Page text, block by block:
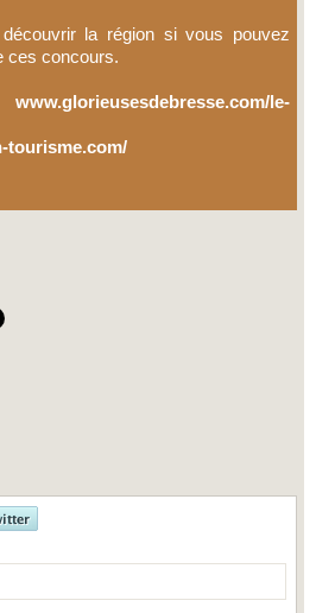
la région si vous pouvez
ces concours.
www.glorieusesdebresse.com/le-
tourisme.com/